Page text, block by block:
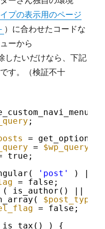
プの表示用のページ
）に合わせたコードな
ーから
たいだけなら、下記
す。（検証不十
;
= get_option(
= $wp_query
true;
'post'
) ||
= false;
( is_author() ||
= false;
is_tax() ) {